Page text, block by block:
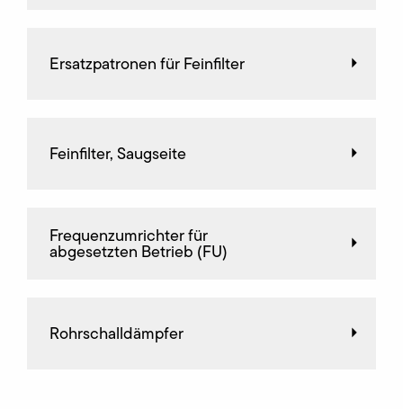
Ersatzpatronen für Feinfilter
Feinfilter, Saugseite
Frequenz­umrichter für
abgesetzten Betrieb (FU)
Rohrschalldämpfer